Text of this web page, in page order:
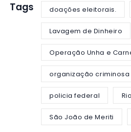
Tags doações eleitorais.
Lavagem de Dinheiro
Operação Unha e
organização criminosa
policia federal
São João de Meriti